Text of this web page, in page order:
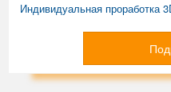
Индивидуальная проработка